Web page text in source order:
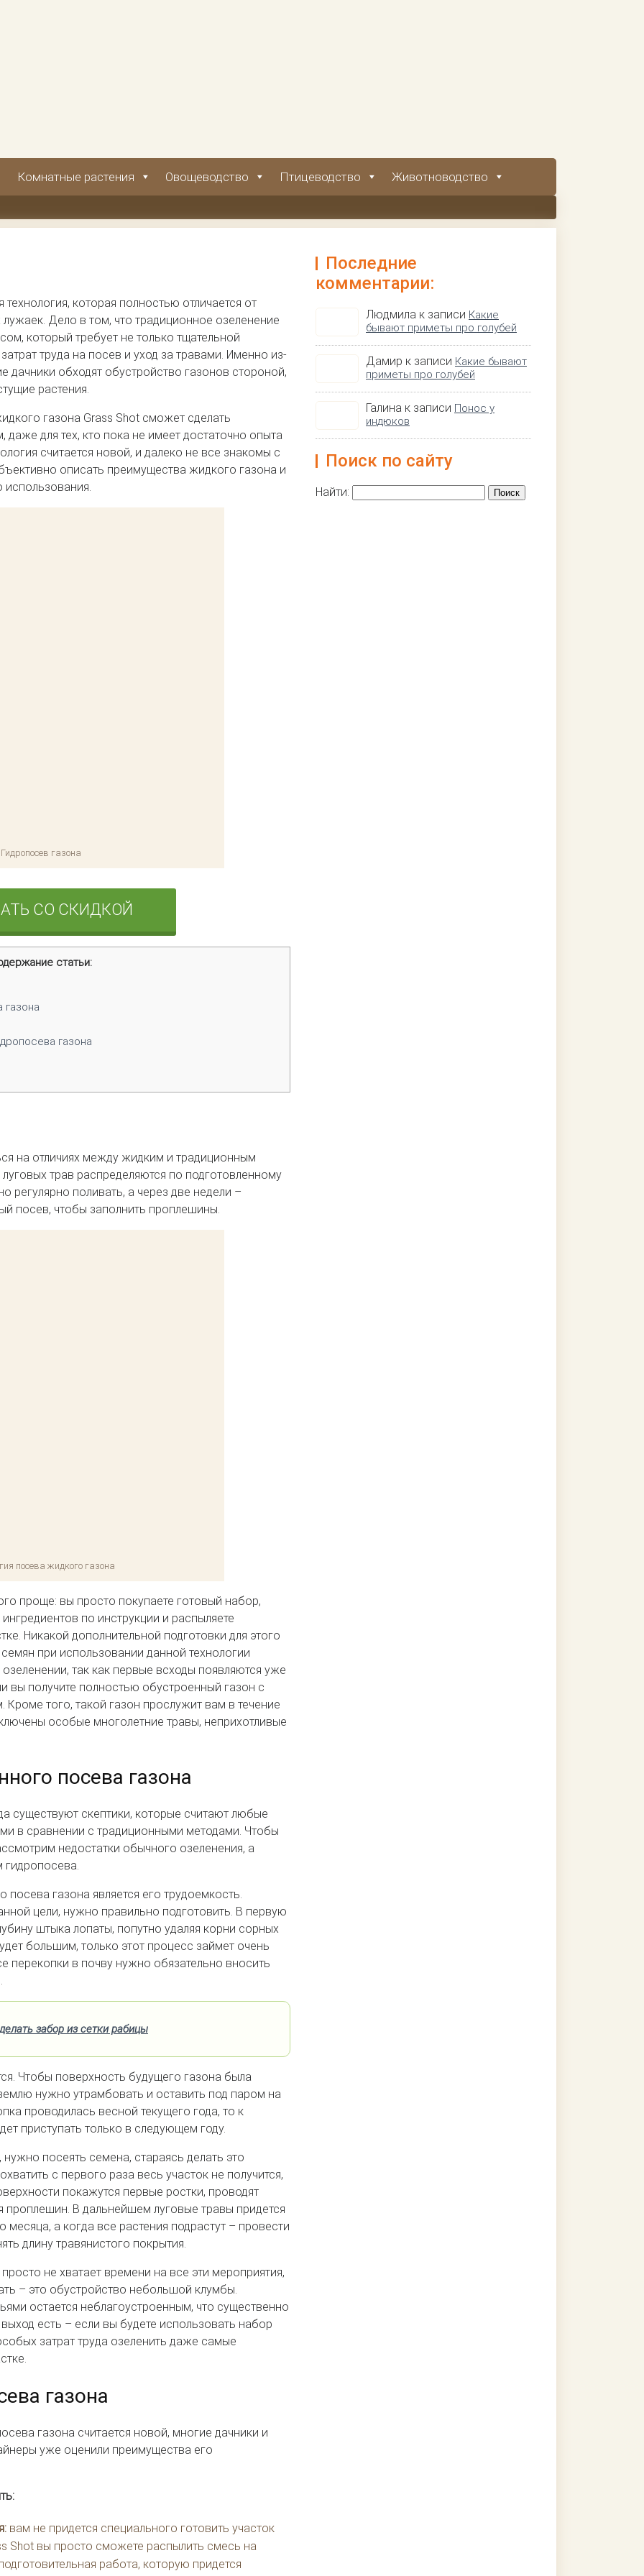
Комнатные растения Овощеводство Птицеводство Животноводство
которая полностью отличается от
Дело в том, что традиционное озеленение
который требует не только тщательной
труда на посев и уход за травами. Именно из-
дачники обходят обустройство газонов стороной,
растения.
газона Grass Shot сможет сделать
для тех, кто пока не имеет достаточно опыта
считается новой, и далеко не все знакомы с
описать преимущества жидкого газона и
использования.
Гидропосев газона
статьи:
газона
газона
на отличиях между жидким и традиционным
трав распределяются по подготовленному
регулярно поливать, а через две недели –
посев, чтобы заполнить проплешины.
посева жидкого газона
проще: вы просто покупаете готовый набор,
по инструкции и распыляете
Никакой дополнительной подготовки для этого
при использовании данной технологии
так как первые всходы появляются уже
вы получите полностью обустроенный газон с
того, такой газон прослужит вам в течение
особые многолетние травы, неприхотливые
посева газона
существуют скептики, которые считают любые
в сравнении с традиционными методами. Чтобы
недостатки обычного озеленения, а
гидропосева.
газона является его трудоемкость.
цели, нужно правильно подготовить. В первую
штыка лопаты, попутно удаляя корни сорных
большим, только этот процесс займет очень
перекопки в почву нужно обязательно вносить
забор из сетки рабицы
Чтобы поверхность будущего газона была
нужно утрамбовать и оставить под паром на
проводилась весной текущего года, то к
приступать только в следующем году.
посеять семена, стараясь делать это
с первого раза весь участок не получится,
покажутся первые ростки, проводят
проплешин. В дальнейшем луговые травы придется
месяца, а когда все растения подрастут – провести
длину травянистого покрытия.
не хватает времени на все эти мероприятия,
– это обустройство небольшой клумбы.
остается неблагоустроенным, что существенно
есть – если вы будете использовать набор
затрат труда озеленить даже самые
газона
газона считается новой, многие дачники и
уже оценили преимущества его
вам не придется специального готовить участок
Shot вы просто сможете распылить смесь на
работа, которую придется
Последние
комментарии:
Людмила к записи Какие
бывают приметы про голубей
Дамир к записи Какие бывают
приметы про голубей
Галина к записи Понос у
индюков
Поиск по сайту
Найти: